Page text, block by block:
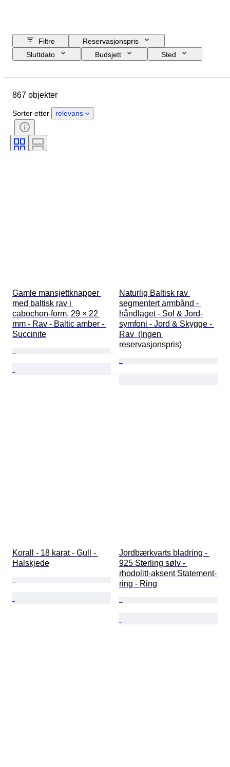
Filtre
Reservasjonspris
Sluttdato
Budsjett
Sted
Kjønn
Sertifisering
Emne
Stil
Snitt
Produktstørrelse
867 objekter
Sorter etter relevans
Gamle mansjettknapper
med baltisk rav i
cabochon-form, 29 × 22
mm - Rav - Baltic amber -
Succinite
Naturlig Baltisk rav
segmentert armbånd -
håndlaget - Sol & Jord-
symfoni - Jord & Skygge -
Rav  (Ingen
reservasjonspris)
Korall - 18 karat - Gull -
Halskjede
Jordbærkvarts bladring -
925 Sterling sølv -
rhodolitt-aksent Statement-
ring - Ring